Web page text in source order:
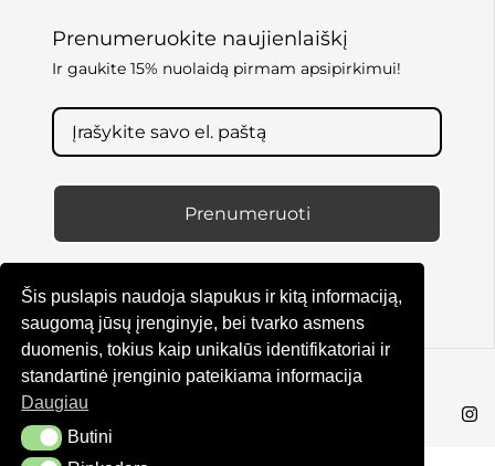
Šis puslapis naudoja slapukus ir kitą informaciją,
saugomą jūsų įrenginyje, bei tvarko asmens
duomenis, tokius kaip unikalūs identifikatoriai ir
standartinė įrenginio pateikiama informacija
Daugiau
Butini Butini
Prenumeruokite naujienlaiškį
Ir gaukite 15% nuolaidą pirmam apsipirkimui!
Prenumeruoti
© KRUTA 2025